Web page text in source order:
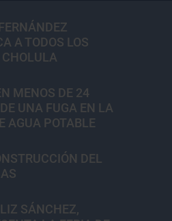
A TODOS LOS
CHOLULA
MENOS DE 24
UNA FUGA EN LA
AGUA POTABLE
DEL
SÁNCHEZ,